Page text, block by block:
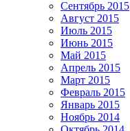
Сентябрь 2015
Август 2015
Июль 2015
Июнь 2015
Май 2015
Апрель 2015
Март 2015
Февраль 2015
Январь 2015
Ноябрь 2014